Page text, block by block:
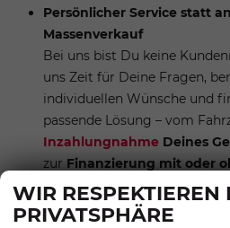
Persönlicher Service statt
Massenverkauf
Bei uns bist Du keine
uns Zeit für Deine Fragen,
individuellen Wünsche und
passende Lösung – vom
Inzahlungnahme Deines
zur Finanzierung mit oder
Schlussrate
WIR RESPEKTIEREN
PRIVATSPHÄRE